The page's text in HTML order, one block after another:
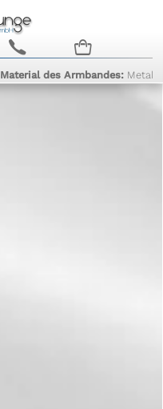
c n
Material des Armbandes: Metall